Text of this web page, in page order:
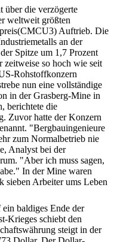
über die verzögerte
weltweit größten
Auftrieb. Die
an der
Spitze um 1,7 Prozent
so hoch wie seit
Rohstoffkonzern
nun eine vollständige
in der Grasberg-Mine in
berichtete die
Zuvor hatte der Konzern
"Bergbauingenieure
zum Normalbetrieb nie
Analyst bei der
"Aber ich muss sagen,
In der Mine waren
sieben Arbeiter ums Leben
baldiges Ende der
Krieges schiebt den
steigt in der